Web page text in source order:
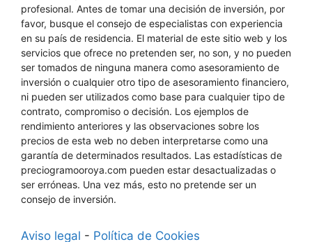
profesional. Antes de tomar una decisión de inversión, por
favor, busque el consejo de especialistas con experiencia
en su país de residencia. El material de este sitio web y los
servicios que ofrece no pretenden ser, no son, y no pueden
ser tomados de ninguna manera como asesoramiento de
inversión o cualquier otro tipo de asesoramiento financiero,
ni pueden ser utilizados como base para cualquier tipo de
contrato, compromiso o decisión. Los ejemplos de
rendimiento anteriores y las observaciones sobre los
precios de esta web no deben interpretarse como una
garantía de determinados resultados. Las estadísticas de
preciogramooroya.com pueden estar desactualizadas o
ser erróneas. Una vez más, esto no pretende ser un
consejo de inversión.
Aviso legal - Política de Cookies